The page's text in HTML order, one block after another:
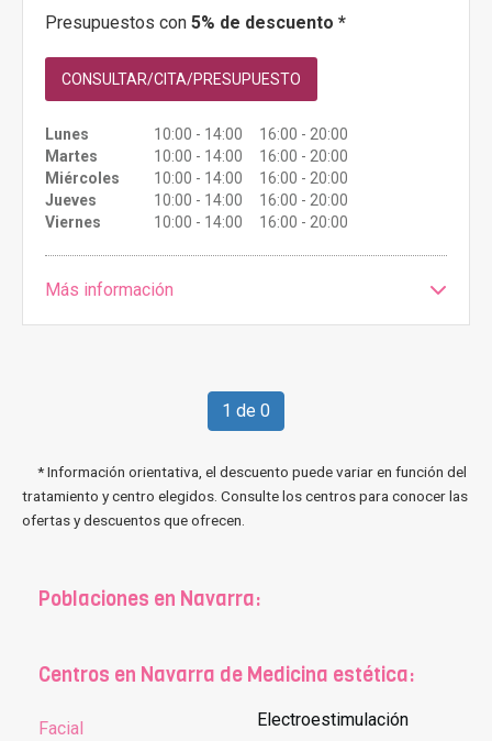
Presupuestos con 5% de descuento *
CONSULTAR/CITA/PRESUPUESTO
Lunes
10:00 - 14:00 16:00 - 20:00
Martes
10:00 - 14:00 16:00 - 20:00
Miércoles
10:00 - 14:00 16:00 - 20:00
Jueves
10:00 - 14:00 16:00 - 20:00
Viernes
10:00 - 14:00 16:00 - 20:00
Más información
1 de 0
* Información orientativa, el descuento puede variar en función del
tratamiento y centro elegidos. Consulte los centros para conocer las
ofertas y descuentos que ofrecen.
Poblaciones en Navarra:
Centros en Navarra de Medicina estética:
Facial
Electroestimulación